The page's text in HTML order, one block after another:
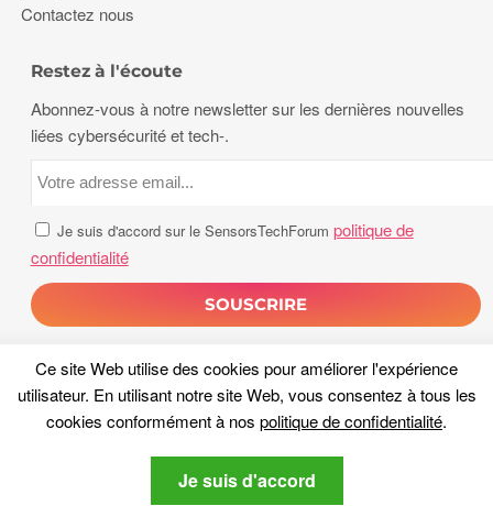
Ce site Web utilise des cookies pour améliorer l'expérience
utilisateur. En utilisant notre site Web, vous consentez à tous les
cookies conformément à nos politique de confidentialité.
Je suis d'accord
Contactez nous
Restez à l'écoute
Abonnez-vous à notre newsletter sur les dernières nouvelles
liées cybersécurité et tech-.
Je suis d'accord sur le SensorsTechForum politique de
confidentialité
droits d'auteur 2026, Capteurs Tech Forum. Tous les droits sont